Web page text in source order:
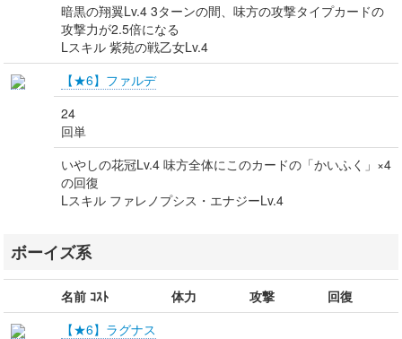
暗黒の翔翼Lv.4 3ターンの間、味方の攻撃タイプカードの
攻撃力が2.5倍になる
Lスキル 紫苑の戦乙女Lv.4
【★6】ファルデ
24
回単
いやしの花冠Lv.4 味方全体にこのカードの「かいふく」×4
の回復
Lスキル ファレノプシス・エナジーLv.4
ボーイズ系
名前 ｺｽﾄ 体力 攻撃
回復
【★6】ラグナス